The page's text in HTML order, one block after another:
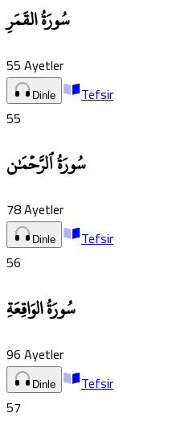
سُورَةُ القَمَرِ
55Ayetler
Dinle
Tefsir
55
سُورَةُ ٱلرَّحۡمَٰن
78Ayetler
Dinle
Tefsir
56
سُورَةُ الوَاقِعَةِ
96Ayetler
Dinle
Tefsir
57